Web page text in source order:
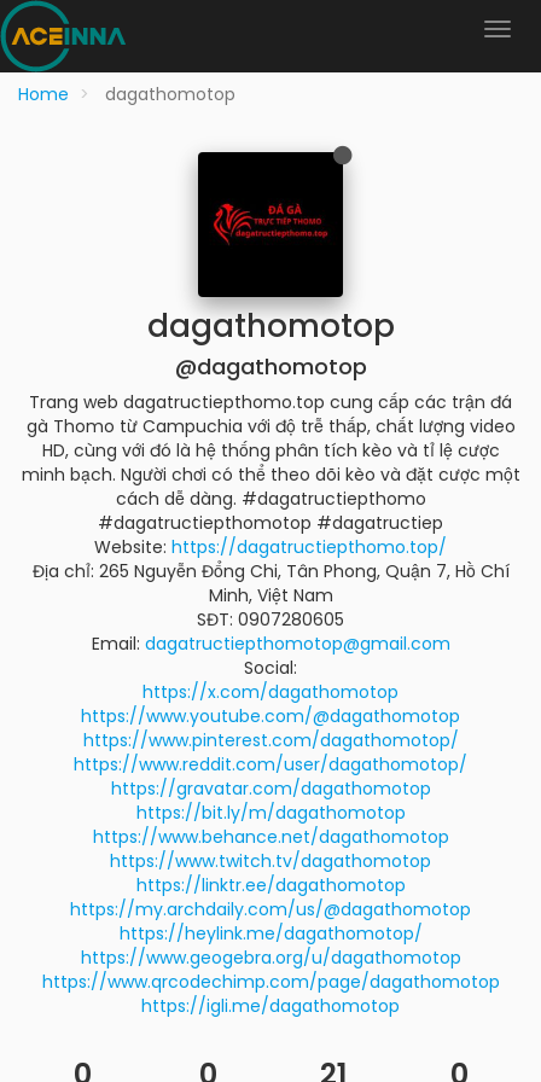
Home dagathomotop
dagathomotop
@dagathomotop
Trang web dagatructiepthomo.top cung cấp các trận đá
gà Thomo từ Campuchia với độ trễ thấp, chất lượng video
HD, cùng với đó là hệ thống phân tích kèo và tỉ lệ cược
minh bạch. Người chơi có thể theo dõi kèo và đặt cược một
cách dễ dàng. #dagatructiepthomo
#dagatructiepthomotop #dagatructiep
Website: https://dagatructiepthomo.top/
Địa chỉ: 265 Nguyễn Đổng Chi, Tân Phong, Quận 7, Hồ Chí
Minh, Việt Nam
SĐT: 0907280605
Email: dagatructiepthomotop@gmail.com
Social:
https://x.com/dagathomotop
https://www.youtube.com/@dagathomotop
https://www.pinterest.com/dagathomotop/
https://www.reddit.com/user/dagathomotop/
https://gravatar.com/dagathomotop
https://bit.ly/m/dagathomotop
https://www.behance.net/dagathomotop
https://www.twitch.tv/dagathomotop
https://linktr.ee/dagathomotop
https://my.archdaily.com/us/@dagathomotop
https://heylink.me/dagathomotop/
https://www.geogebra.org/u/dagathomotop
https://www.qrcodechimp.com/page/dagathomotop
https://igli.me/dagathomotop